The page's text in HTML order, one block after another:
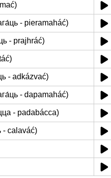
- pieramaháć)
- prajhráć)
- adkázvać)
- dapamaháć)
- padabácca)
- calaváć)